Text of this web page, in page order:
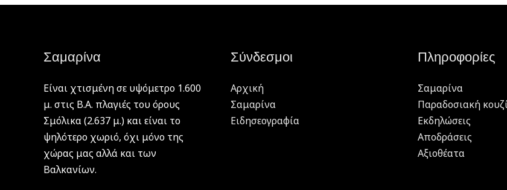
Σαμαρίνα
Είναι χτισμένη σε υψόμετρο 1.600
μ. στις Β.Α. πλαγιές του όρους
Σμόλικα (2.637 μ.) και είναι το
ψηλότερο χωριό, όχι μόνο της
χώρας μας αλλά και των
Βαλκανίων.
Σύνδεσμοι
Αρχική
Σαμαρίνα
Ειδησεογραφία
Πληροφορίες
Σαμαρίνα
Παραδοσιακή
Εκδηλώσεις
Αποδράσεις
Αξιοθέατα